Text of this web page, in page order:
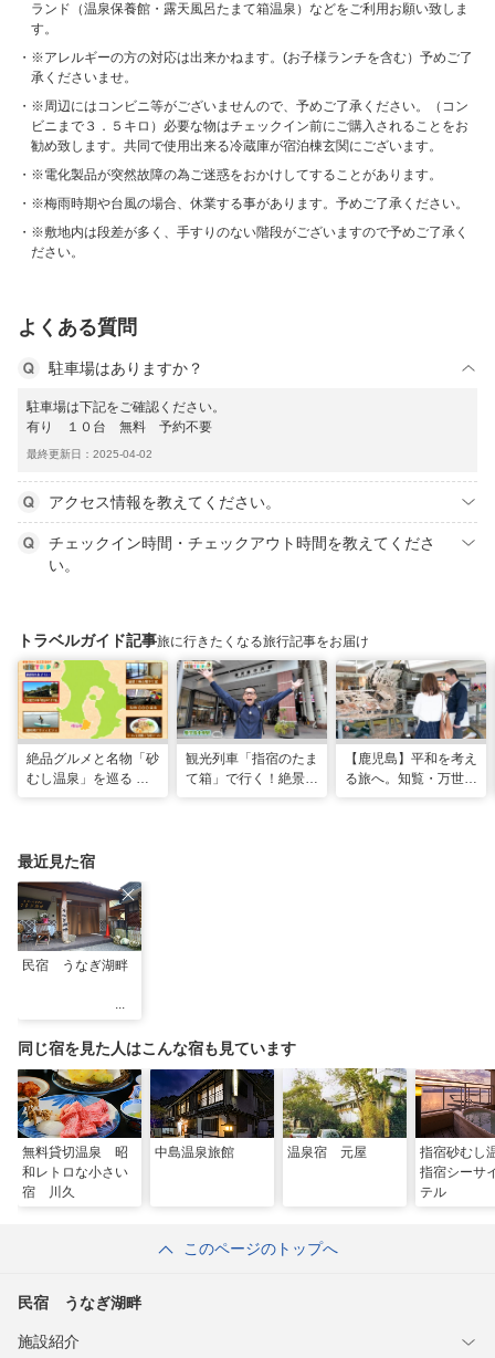
ランド（温泉保養館・露天風呂たまて箱温泉）などをご利用お願い致しま
す。
※アレルギーの方の対応は出来かねます。(お子様ランチを含む）予めご了
承くださいませ。
※周辺にはコンビニ等がございませんので、予めご了承ください。（コン
ビニまで３．５キロ）必要な物はチェックイン前にご購入されることをお
勧め致します。共同で使用出来る冷蔵庫が宿泊棟玄関にございます。
※電化製品が突然故障の為ご迷惑をおかけしてすることがあります。
※梅雨時期や台風の場合、休業する事があります。予めご了承ください。
※敷地内は段差が多く、手すりのない階段がございますので予めご了承く
ださい。
よくある質問
駐車場はありますか？
駐車場は下記をご確認ください。
有り １０台 無料 予約不要
最終更新日：2025-04-02
アクセス情報を教えてください。
チェックイン時間・チェックアウト時間を教えてくださ
い。
トラベルガイド記事旅に行きたくなる旅行記事をお届け
絶品グルメと名物「砂
むし温泉」を巡る 心
観光列車「指宿のたま
て箱」で行く！絶景グ
【鹿児島】平和を考え
る旅へ。知覧・万世で
最近見た宿
民宿 うなぎ湖畔
同じ宿を見た人はこんな宿も見ています
無料貸切温泉 昭
和レトロな小さい
宿 川久
中島温泉旅館 温泉宿 元屋
指宿砂む
指宿シーサ
テル
このページのトップへ
民宿 うなぎ湖畔
施設紹介